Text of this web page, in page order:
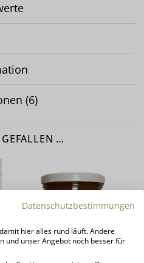
(6)
…
Datenschutzbestimmungen
hier alles rund läuft. Andere
und unser Angebot noch besser für